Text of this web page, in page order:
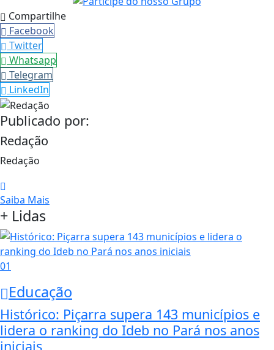
Compartilhe
Facebook
Twitter
Whatsapp
Telegram
LinkedIn
Publicado por:
Redação
Redação
Saiba Mais
+ Lidas
01
Educação
Histórico: Piçarra supera 143 municípios e
lidera o ranking do Ideb no Pará nos anos
iniciais